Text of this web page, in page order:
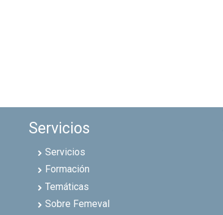
Servicios
Servicios
Formación
Temáticas
Sobre Femeval